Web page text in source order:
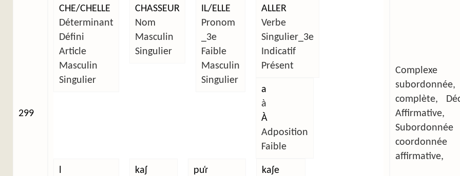
299
CHE/CHELLE
Déterminant
Défini
Article
Masculin
Singulier
CHASSEUR
Nom
Masculin
Singulier
IL/ELLE
Pronom
_3e
Faible
Masculin
Singulier
ALLER
Verbe
Singulier_3e
Indicatif
Présent
a
à
À
Adposition
Faible
kaʃ
pu̜ɾ
kaʃe
complète,
Affirmative,
coordonnée
affirmative,